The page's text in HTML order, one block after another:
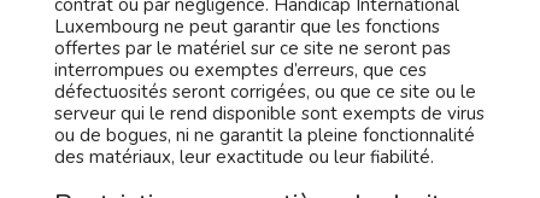
Luxembourg ne peut garantir que les fonctions
offertes par le matériel sur ce site ne seront pas
interrompues ou exemptes d’erreurs, que ces
défectuosités seront corrigées, ou que ce site ou le
serveur qui le rend disponible sont exempts de virus
ou de bogues, ni ne garantit la pleine fonctionnalité
des matériaux, leur exactitude ou leur fiabilité.